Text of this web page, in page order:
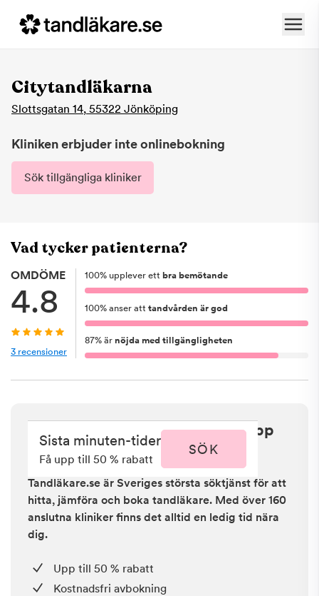
Citytandläkarna
Slottsgatan 14, 55322 Jönköping
Kliniken erbjuder inte onlinebokning
Sök tillgängliga kliniker
Vad tycker patienterna?
OMDÖME
4.8
3 recensioner
100% upplever ett bra bemötande
100% anser att tandvården är god
87% är nöjda med tillgängligheten
Sista minuten i Jönköping - få upp
till 50 % rabatt
Tandläkare.se är Sveriges största söktjänst för att
hitta, jämföra och boka tandläkare. Med över 160
anslutna kliniker finns det alltid en ledig tid nära
dig.
Upp till 50 % rabatt
Kostnadsfri avbokning
Sista minuten-tider
Få upp till 50 % rabatt
SÖK